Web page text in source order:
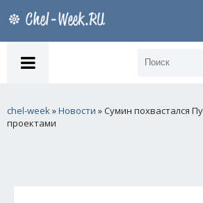
chel-week»Новости » Сумин похвастался
проектами